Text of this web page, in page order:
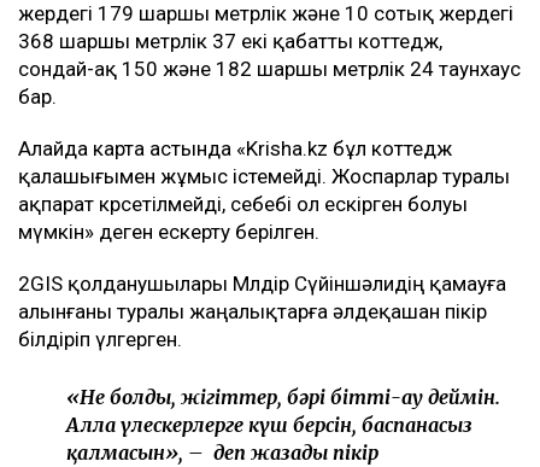
жердегі 179 шаршы метрлік және 10 сотық жердегі
368 шаршы метрлік 37 екі қабатты коттедж,
сондай-ақ 150 және 182 шаршы метрлік 24 таунхаус
бар.
Алайда карта астында «Krisha.kz бұл коттедж
қалашығымен жұмыс істемейді. Жоспарлар туралы
ақпарат көрсетілмейді, себебі ол ескірген болуы
мүмкін» деген ескерту берілген.
2GIS қолданушылары Мөлдір Сүйіншәлидің қамауға
алынғаны туралы жаңалықтарға әлдеқашан пікір
білдіріп үлгерген.
«Не болды, жігіттер, бәрі бітті-ау деймін.
Алла үлескерлерге күш берсін, баспанасыз
қалмасын», – деп жазады пікір